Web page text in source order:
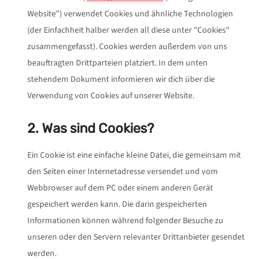
Website") verwendet Cookies und ähnliche Technologien
(der Einfachheit halber werden all diese unter "Cookies"
zusammengefasst). Cookies werden außerdem von uns
beauftragten Drittparteien platziert. In dem unten
stehendem Dokument informieren wir dich über die
Verwendung von Cookies auf unserer Website.
2. Was sind Cookies?
Ein Cookie ist eine einfache kleine Datei, die gemeinsam mit
den Seiten einer Internetadresse versendet und vom
Webbrowser auf dem PC oder einem anderen Gerät
gespeichert werden kann. Die darin gespeicherten
Informationen können während folgender Besuche zu
unseren oder den Servern relevanter Drittanbieter gesendet
werden.